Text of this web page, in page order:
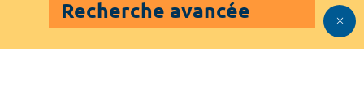
Recherche avancée